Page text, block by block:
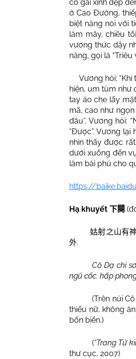
cô gái xinh đẹp
ở Cao Đường,
biệt nàng nói với
làm mây, chiều
vương thức dậy
nàng, gọi là “Triêu
Vương hỏi:
hiện, um tùm như
tay áo che lấy
mã, cao như
đâu”. Vương hỏi:
“Được”. Vương
nhìn thấy được
dưới xuống đến
làm bài phú cho
https://
Hạ khuyết 下闋
姑射之山有
外.
Cô Dạ chi
ngũ cốc. hấp
(Trên núi
thiếu nữ, không
bốn biển.)
(“Trang Tử
thư cục, 2007)